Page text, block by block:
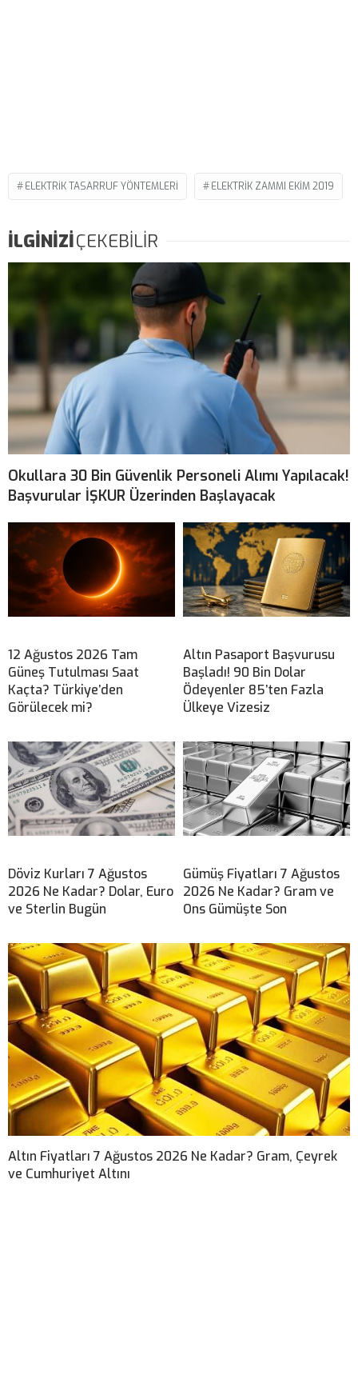
ELEKTRIK TASARRUF YÖNTEMLERI ELEKTRIK ZAMMI EKIM 2019
İLGİNİZİÇEKEBİLİR
Okullara 30 Bin Güvenlik Personeli Alımı Yapılacak!
Başvurular İŞKUR Üzerinden Başlayacak
12 Ağustos 2026 Tam
Güneş Tutulması Saat
Kaçta? Türkiye’den
Görülecek mi?
Altın Pasaport Başvurusu
Başladı! 90 Bin Dolar
Ödeyenler 85’ten Fazla
Ülkeye Vizesiz
Döviz Kurları 7 Ağustos
2026 Ne Kadar? Dolar, Euro
ve Sterlin Bugün
Gümüş Fiyatları 7 Ağustos
2026 Ne Kadar? Gram ve
Ons Gümüşte Son
Altın Fiyatları 7 Ağustos 2026 Ne Kadar? Gram, Çeyrek
ve Cumhuriyet Altını